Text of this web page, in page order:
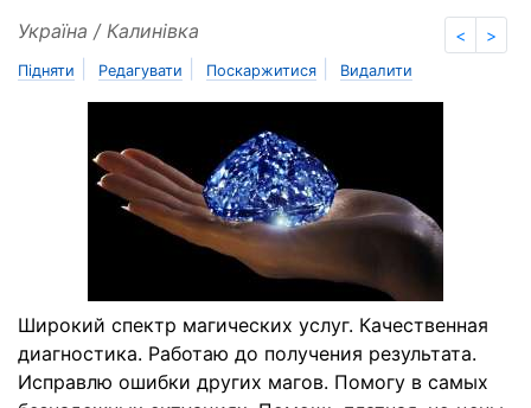
< >
Україна / Калинівка
Підняти Редагувати Поскаржитися Видалити
Широкий спектр магических услуг. Качественная
диагностика. Работаю до получения результата.
Исправлю ошибки других магов. Помогу в самых